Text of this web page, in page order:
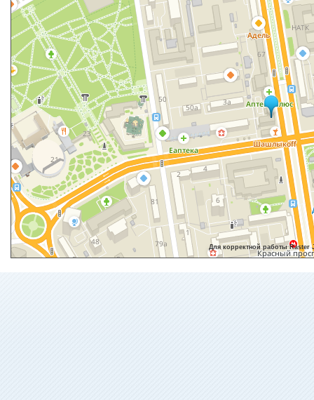
Для корректной работы